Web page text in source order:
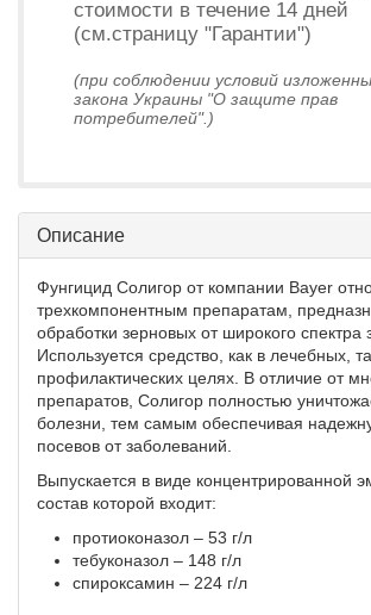
стоимости в течение 14 дней
(см.страницу "Гарантии")
(при соблюдении условий
закона Украины "О защите прав
потребителей".)
Описание
Фунгицид Солигор от компании Bayer
трехкомпонентным препаратам,
обработки зерновых от широкого спектра
Используется средство, как в лечебных,
профилактических целях. В отличие от
препаратов, Солигор полностью
болезни, тем самым обеспечивая
посевов от заболеваний.
Выпускается в виде концентрированной
состав которой входит:
протиоконазол – 53 г/л
тебуконазол – 148 г/л
спироксамин – 224 г/л